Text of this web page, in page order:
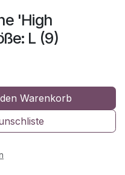
'High
L (9)
Warenkorb